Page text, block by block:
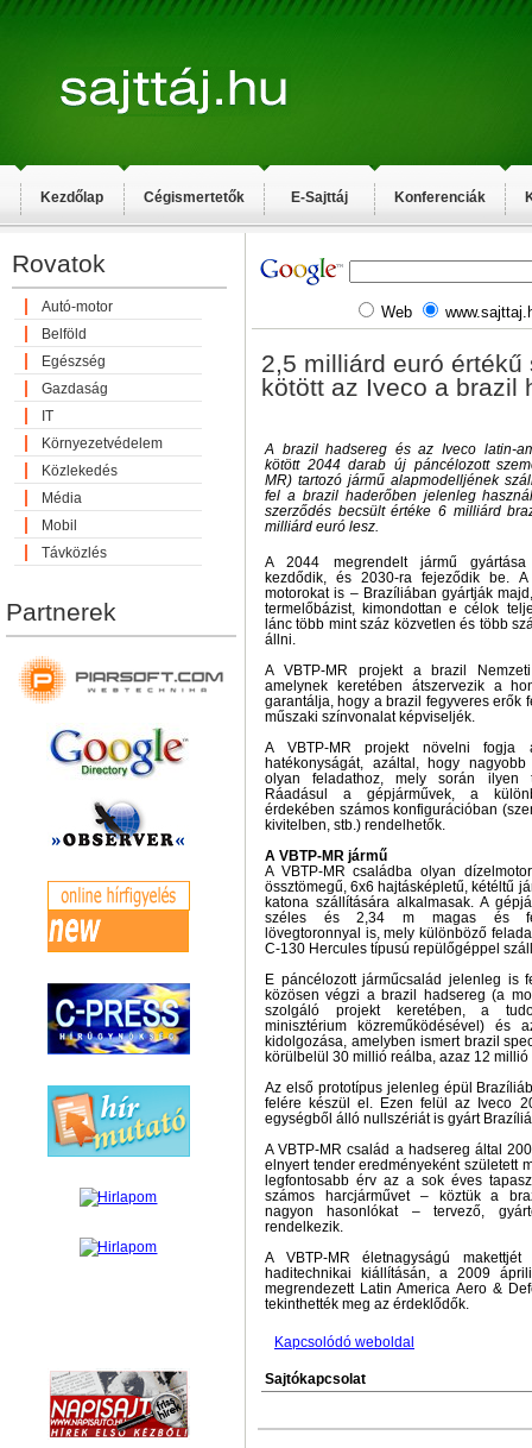
Kezdőlap Cégismertetők E-Sajttáj Konferenciák
Rovatok
Autó-motor
Belföld
Egészség
Gazdaság
IT
Környezetvédelem
Közlekedés
Média
Mobil
Távközlés
Partnerek
Web
2,5 milliárd euró értékű
kötött az Iveco a brazil
A brazil hadsereg és az Iveco latin-
kötött 2044 darab új páncélozott
MR) tartozó jármű alapmodelljének
fel a brazil haderőben jelenleg
szerződés becsült értéke 6 milliárd
milliárd euró lesz.
A 2044 megrendelt jármű gyártása
kezdődik, és 2030-ra fejeződik be.
motorokat is – Brazíliában gyártják
termelőbázist, kimondottan e célok
lánc több mint száz közvetlen és több
állni.
A VBTP-MR projekt a brazil
amelynek keretében átszervezik a
garantálja, hogy a brazil fegyveres erők
műszaki színvonalat képviseljék.
A VBTP-MR projekt növelni fogja
hatékonyságát, azáltal, hogy
olyan feladathoz, mely során ilyen
Ráadásul a gépjárművek, a
érdekében számos konfigurációban
kivitelben, stb.) rendelhetők.
A VBTP-MR jármű
A VBTP-MR családba olyan
össztömegű, 6x6 hajtásképletű, kétéltű
katona szállítására alkalmasak. A
széles és 2,34 m magas és
lövegtoronnyal is, mely különböző
C-130 Hercules típusú repülőgéppel
E páncélozott járműcsalád jelenleg is
közösen végzi a brazil hadsereg (a
szolgáló projekt keretében, a
minisztérium közreműködésével) és
kidolgozása, amelyben ismert brazil
körülbelül 30 millió reálba, azaz 12
Az első prototípus jelenleg épül
felére készül el. Ezen felül az Iveco
egységből álló nullszériát is gyárt
A VBTP-MR család a hadsereg által
elnyert tender eredményeként született
legfontosabb érv az a sok éves
számos harcjárművet – köztük a
nagyon hasonlókat – tervező,
rendelkezik.
A VBTP-MR életnagyságú makettjét
haditechnikai kiállításán, a 2009
megrendezett Latin America Aero &
tekinthették meg az érdeklődők.
Kapcsolódó weboldal
Sajtókapcsolat